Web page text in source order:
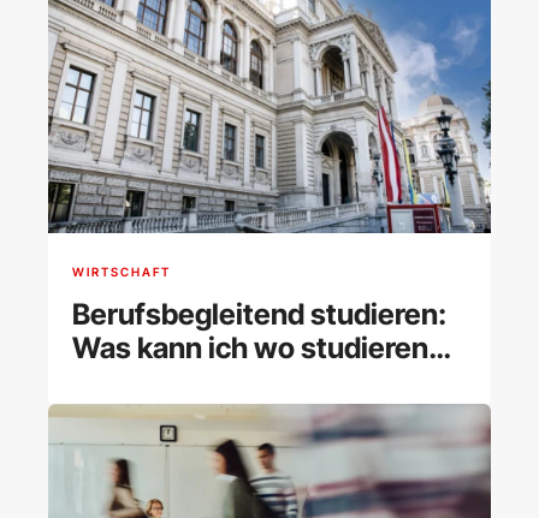
WIRTSCHAFT
Berufsbegleitend studieren:
Was kann ich wo studieren